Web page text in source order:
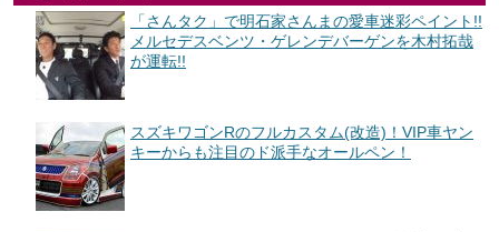
「さんタク」で明石家さんまの愛車迷彩ペイント!!
メルセデスベンツ・ゲレンデバーゲンを木村拓哉
が運転!!
スズキワゴンRのフルカスタム(改造)！VIP車ヤン
キーからも注目のド派手なオールペン！